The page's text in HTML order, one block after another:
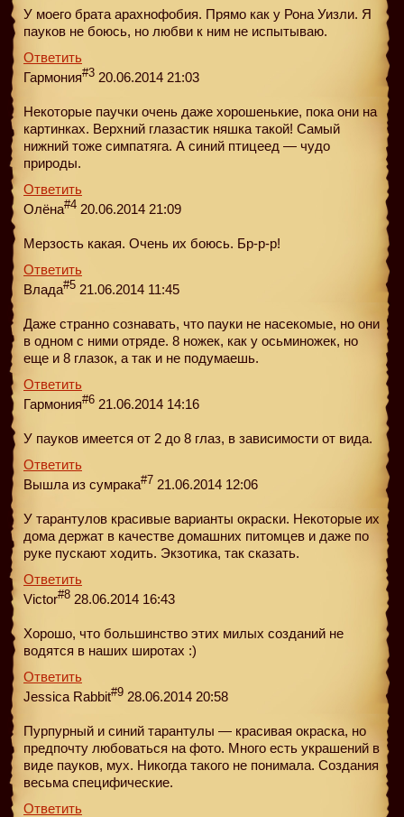
У моего брата арахнофобия. Прямо как у Рона Уизли. Я
пауков не боюсь, но любви к ним не испытываю.
Ответить
Гармония#3 20.06.2014 21:03
Некоторые паучки очень даже хорошенькие, пока они на
картинках. Верхний глазастик няшка такой! Самый
нижний тоже симпaтяга. А синий птицеед — чудо
природы.
Ответить
Олёна#4 20.06.2014 21:09
Мерзость какая. Очень их боюсь. Бр-р-р!
Ответить
Влада#5 21.06.2014 11:45
Даже странно сознавать, что пауки не насекомые, но они
в одном с ними отряде. 8 ножек, как у осьминожек, но
еще и 8 глазок, а так и не подумаешь.
Ответить
Гармония#6 21.06.2014 14:16
У пауков имеется от 2 до 8 глаз, в зависимости от вида.
Ответить
Вышла из сумрака#7 21.06.2014 12:06
У тарантулов красивые варианты окраски. Некоторые их
дома держат в качестве домашних питомцев и даже по
руке пускают ходить. Экзотика, так сказать.
Ответить
Victor#8 28.06.2014 16:43
Хорошо, что большинство этих милых созданий не
водятся в наших широтах :)
Ответить
Jessica Rabbit#9 28.06.2014 20:58
Пурпурный и синий тарантулы — красивая окраска, но
предпочту любоваться на фото. Много есть украшений в
виде пауков, мух. Никогда такого не понимала. Создания
весьма специфические.
Ответить